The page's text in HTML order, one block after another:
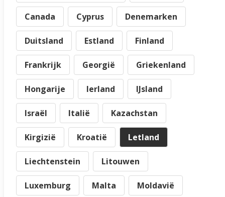
Canada Cyprus Denemarken
Duitsland Estland Finland
Frankrijk Georgië Griekenland
Hongarije Ierland IJsland
Israël Italië Kazachstan
Kirgizië Kroatië Letland
Liechtenstein Litouwen
Luxemburg Malta Moldavië